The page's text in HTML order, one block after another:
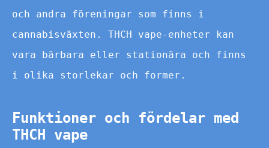
och andra föreningar som finns i
cannabisväxten. THCH vape-enheter kan
vara bärbara eller stationära och finns
i olika storlekar och former.
Funktioner och fördelar med
THCH vape